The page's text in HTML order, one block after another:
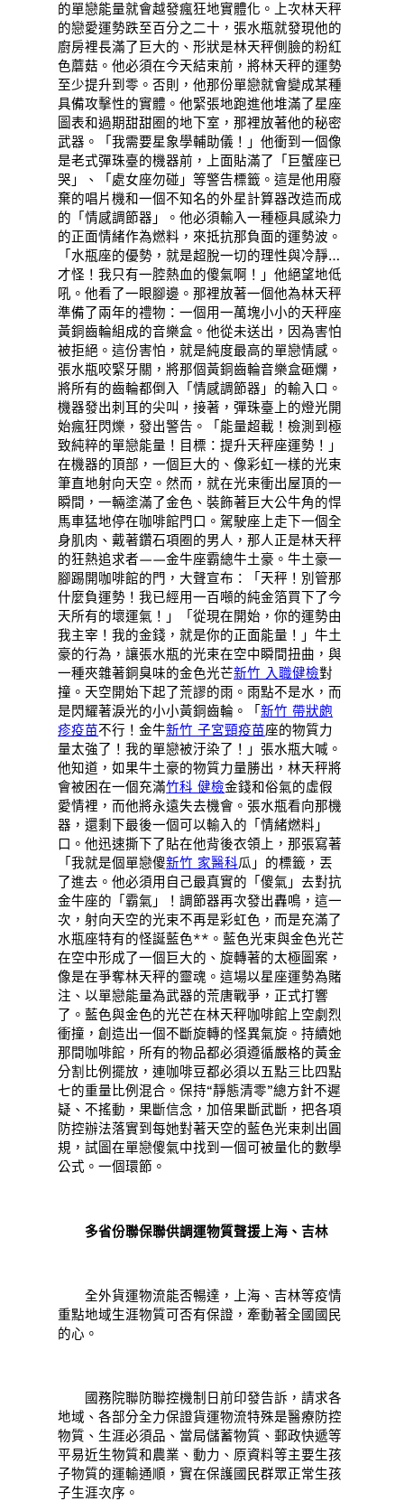
的單戀能量就會越發瘋狂地實體化。上次林天秤
的戀愛運勢跌至百分之二十，張水瓶就發現他的
廚房裡長滿了巨大的、形狀是林天秤側臉的粉紅
色蘑菇。他必須在今天結束前，將林天秤的運勢
至少提升到零。否則，他那份單戀就會變成某種
具備攻擊性的實體。他緊張地跑進他堆滿了星座
圖表和過期甜甜圈的地下室，那裡放著他的秘密
武器。「我需要星象學輔助儀！」他衝到一個像
是老式彈珠臺的機器前，上面貼滿了「巨蟹座已
哭」、「處女座勿碰」等警告標籤。這是他用廢
棄的唱片機和一個不知名的外星計算器改造而成
的「情感調節器」。他必須輸入一種極具感染力
的正面情緒作為燃料，來抵抗那負面的運勢波。
「水瓶座的優勢，就是超脫一切的理性與冷靜…
才怪！我只有一腔熱血的傻氣啊！」他絕望地低
吼。他看了一眼腳邊。那裡放著一個他為林天秤
準備了兩年的禮物：一個用一萬塊小小的天秤座
黃銅齒輪組成的音樂盒。他從未送出，因為害怕
被拒絕。這份害怕，就是純度最高的單戀情感。
張水瓶咬緊牙關，將那個黃銅齒輪音樂盒砸爛，
將所有的齒輪都倒入「情感調節器」的輸入口。
機器發出刺耳的尖叫，接著，彈珠臺上的燈光開
始瘋狂閃爍，發出警告。「能量超載！檢測到極
致純粹的單戀能量！目標：提升天秤座運勢！」
在機器的頂部，一個巨大的、像彩虹一樣的光束
筆直地射向天空。然而，就在光束衝出屋頂的一
瞬間，一輛塗滿了金色、裝飾著巨大公牛角的悍
馬車猛地停在咖啡館門口。駕駛座上走下一個全
身肌肉、戴著鑽石項圈的男人，那人正是林天秤
的狂熱追求者——金牛座霸總牛土豪。牛土豪一
腳踢開咖啡館的門，大聲宣布：「天秤！別管那
什麼負運勢！我已經用一百噸的純金箔買下了今
天所有的壞運氣！」「從現在開始，你的運勢由
我主宰！我的金錢，就是你的正面能量！」牛土
豪的行為，讓張水瓶的光束在空中瞬間扭曲，與
一種夾雜著銅臭味的金色光芒新竹 入職健檢對
撞。天空開始下起了荒謬的雨。雨點不是水，而
是閃耀著淚光的小小黃銅齒輪。「新竹 帶狀皰
疹疫苗不行！金牛新竹 子宮頸疫苗座的物質力
量太強了！我的單戀被汙染了！」張水瓶大喊。
他知道，如果牛土豪的物質力量勝出，林天秤將
會被困在一個充滿竹科 健檢金錢和俗氣的虛假
愛情裡，而他將永遠失去機會。張水瓶看向那機
器，還剩下最後一個可以輸入的「情緒燃料」
口。他迅速撕下了貼在他背後衣領上，那張寫著
「我就是個單戀傻新竹 家醫科瓜」的標籤，丟
了進去。他必須用自己最真實的「傻氣」去對抗
金牛座的「霸氣」！調節器再次發出轟鳴，這一
次，射向天空的光束不再是彩虹色，而是充滿了
水瓶座特有的怪誕藍色**。藍色光束與金色光芒
在空中形成了一個巨大的、旋轉著的太極圖案，
像是在爭奪林天秤的靈魂。這場以星座運勢為賭
注、以單戀能量為武器的荒唐戰爭，正式打響
了。藍色與金色的光芒在林天秤咖啡館上空劇烈
衝撞，創造出一個不斷旋轉的怪異氣旋。持續她
那間咖啡館，所有的物品都必須遵循嚴格的黃金
分割比例擺放，連咖啡豆都必須以五點三比四點
七的重量比例混合。保持“靜態清零”總方針不遲
疑、不搖動，果斷信念，加倍果斷武斷，把各項
防控辦法落實到每她對著天空的藍色光束刺出圓
規，試圖在單戀傻氣中找到一個可被量化的數學
公式。一個環節。
多省份聯保聯供調運物質聲援上海、吉林
全外貨運物流能否暢達，上海、吉林等疫情
重點地域生涯物質可否有保證，牽動著全國國民
的心。
國務院聯防聯控機制日前印發告訴，請求各
地域、各部分全力保證貨運物流特殊是醫療防控
物質、生涯必須品、當局儲蓄物質、郵政快遞等
平易近生物質和農業、動力、原資料等主要生孩
子物質的運輸通順，實在保護國民群眾正常生孩
子生涯次序。